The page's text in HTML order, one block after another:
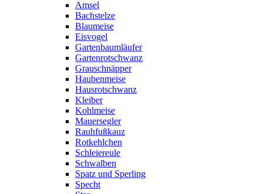
Amsel
Bachstelze
Blaumeise
Eisvogel
Gartenbaumläufer
Gartenrotschwanz
Grauschnäpper
Haubenmeise
Hausrotschwanz
Kleiber
Kohlmeise
Mauersegler
Rauhfußkauz
Rotkehlchen
Schleiereule
Schwalben
Spatz und Sperling
Specht